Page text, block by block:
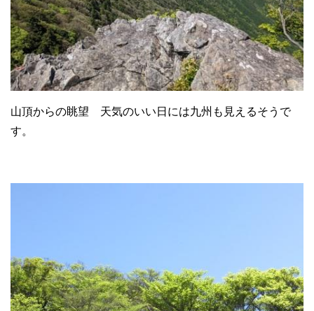
山頂からの眺望 天気のいい日には九州も見えるそうで
す。